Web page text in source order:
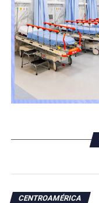
UP NEXT
China impulsa
Foro con la Celac
DON'T MISS
Reabren esta noche
CENTROAMÉRICA